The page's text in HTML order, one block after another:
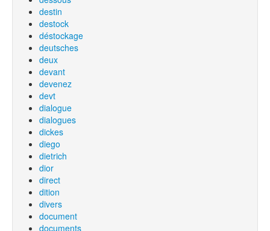
destin
destock
déstockage
deutsches
deux
devant
devenez
devt
dialogue
dialogues
dickes
diego
dietrich
dior
direct
dition
divers
document
documents